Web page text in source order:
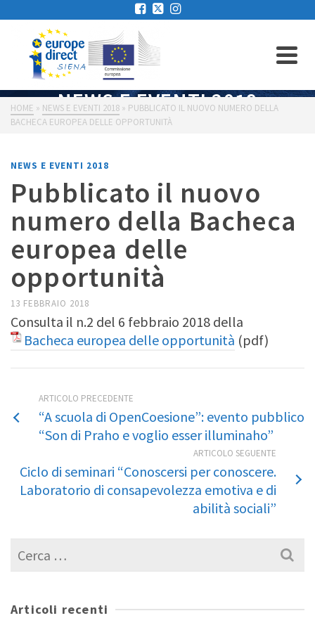
NEWS E EVENTI 2018
HOME » NEWS E EVENTI 2018 » PUBBLICATO IL NUOVO NUMERO DELLA
BACHECA EUROPEA DELLE OPPORTUNITÀ
NEWS E EVENTI 2018
Pubblicato il nuovo
numero della Bacheca
europea delle
opportunità
13 FEBBRAIO 2018
Consulta il n.2 del 6 febbraio 2018 della
Bacheca europea delle opportunità (pdf)
ARTICOLO PRECEDENTE
“A scuola di OpenCoesione”: evento pubblico
“Son di Praho e voglio esser illuminaho”
ARTICOLO SEGUENTE
Ciclo di seminari “Conoscersi per conoscere.
Laboratorio di consapevolezza emotiva e di
abilità sociali”
Cerca
per:
Articoli recenti